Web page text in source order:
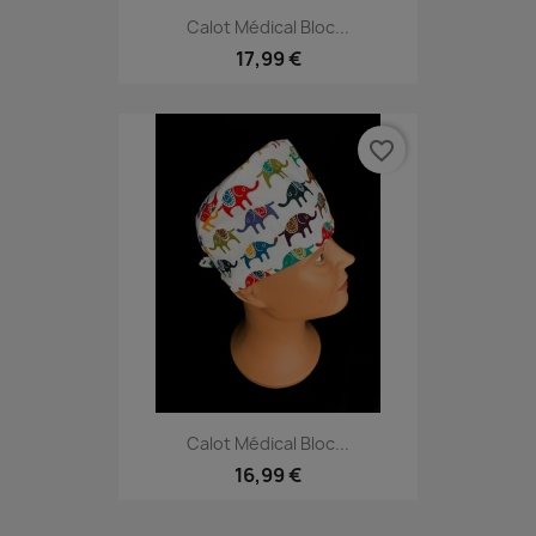
Calot Médical Bloc...
17,99 €
Calot Médical Bloc...
16,99 €
favorite_border